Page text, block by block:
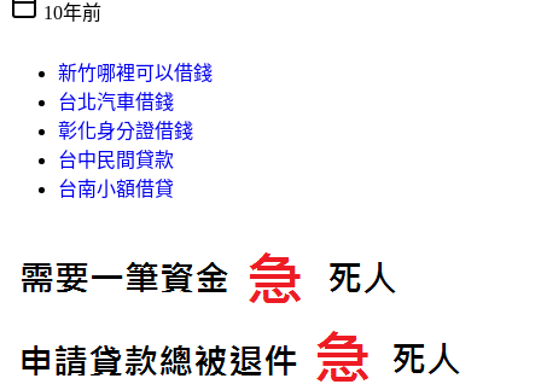
10年前
新竹哪裡可以借錢
台北汽車借錢
彰化身分證借錢
台中民間貸款
台南小額借貸